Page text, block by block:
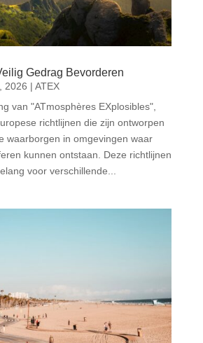
Gedrag Bevorderen
2026 | ATEX
van "ATmosphères EXplosibles",
richtlijnen die zijn ontworpen
waarborgen in omgevingen waar
kunnen ontstaan. Deze richtlijnen
voor verschillende...